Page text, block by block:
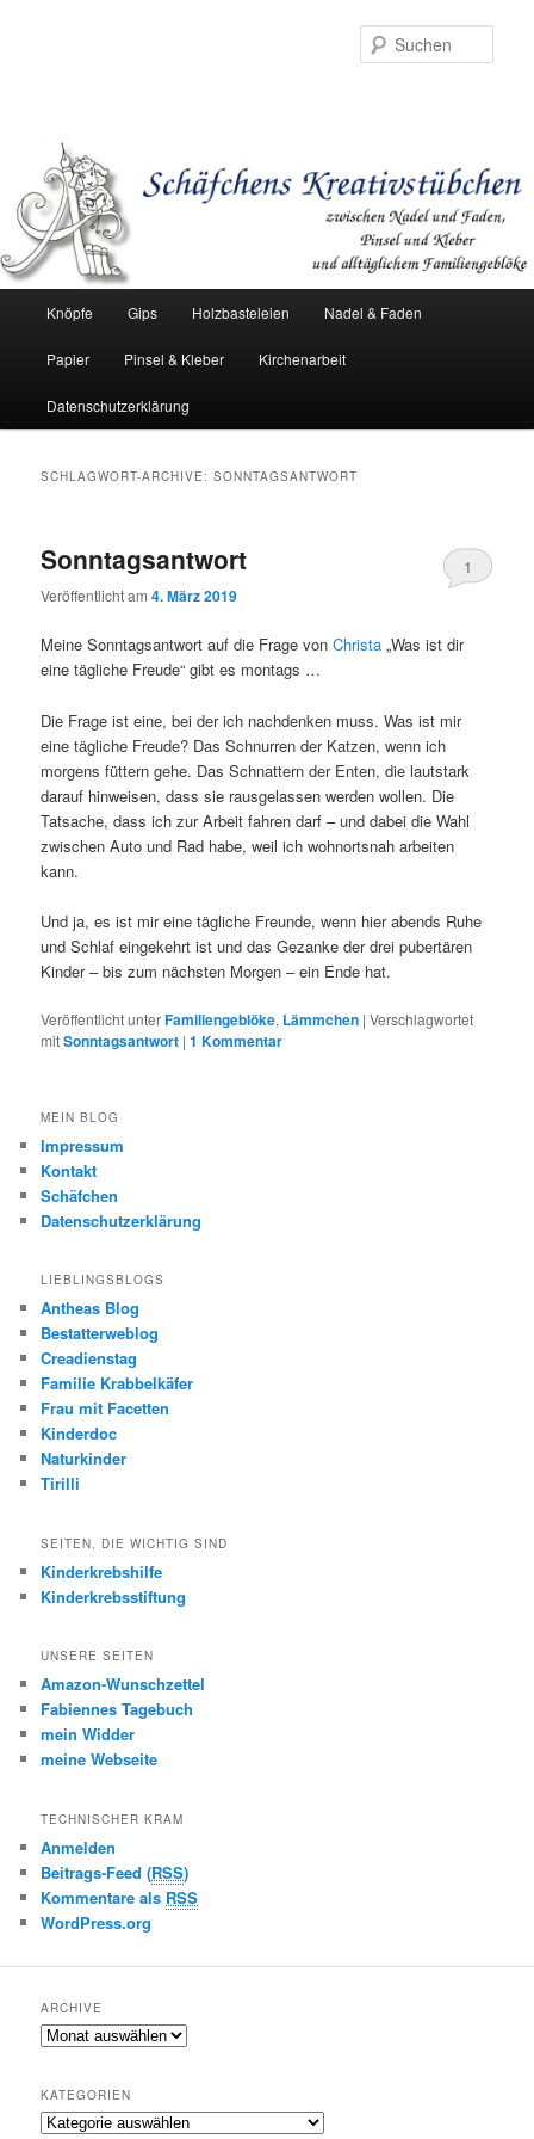
Zum
Inhalt
wechseln
Zum
sekundären
Inhalt
wechseln
Knöpfe Gips Holzbasteleien Nadel & Faden
Papier Pinsel & Kleber Kirchenarbeit
Datenschutzerklärung
SCHLAGWORT-ARCHIVE:SONNTAGSANTWORT
Sonntagsantwort
Veröffentlicht am4. März 2019
1
Meine Sonntagsantwort auf die Frage vonChrista „Was ist dir
eine tägliche Freude“ gibt es montags …
Die Frage ist eine, bei der ich nachdenken muss. Was ist mir
eine tägliche Freude? Das Schnurren der Katzen, wenn ich
morgens füttern gehe. Das Schnattern der Enten, die lautstark
darauf hinweisen, dass sie rausgelassen werden wollen. Die
Tatsache, dass ich zur Arbeit fahren darf – und dabei die Wahl
zwischen Auto und Rad habe, weil ich wohnortsnah arbeiten
kann.
Und ja, es ist mir eine tägliche Freunde, wenn hier abends Ruhe
und Schlaf eingekehrt ist und das Gezanke der drei pubertären
Kinder – bis zum nächsten Morgen – ein Ende hat.
Veröffentlicht unterFamiliengeblöke, Lämmchen |Verschlagwortet
mitSonntagsantwort |1 Kommentar
MEIN BLOG
Impressum
Kontakt
Schäfchen
Datenschutzerklärung
LIEBLINGSBLOGS
Antheas Blog
Bestatterweblog
Creadienstag
Familie Krabbelkäfer
Frau mit Facetten
Kinderdoc
Naturkinder
Tirilli
SEITEN, DIE WICHTIG SIND
Kinderkrebshilfe
Kinderkrebsstiftung
UNSERE SEITEN
Amazon-Wunschzettel
Fabiennes Tagebuch
mein Widder
meine Webseite
TECHNISCHER KRAM
Anmelden
Beitrags-Feed (RSS)
Kommentare als RSS
WordPress.org
ARCHIVE
A
h
KATEGORIEN
K